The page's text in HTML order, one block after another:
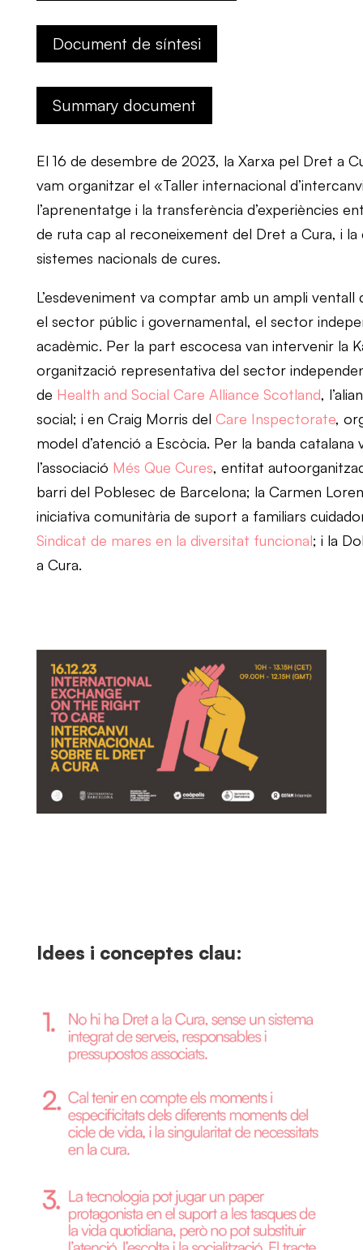
Document de síntesi
Summary document
El 16 de desembre de 2023, la Xarxa pel Dret a
vam organitzar el «Taller internacional
l’aprenentatge i la transferència d’experiències
de ruta cap al reconeixement del Dret a Cura, i
sistemes nacionals de cures.
L’esdeveniment va comptar amb un ampli
el sector públic i governamental, el sector
acadèmic. Per la part escocesa van intervenir la
organització representativa del sector
de Health and Social Care Alliance Scotland,
social; i en Craig Morris del Care Inspectorate,
model d’atenció a Escòcia. Per la banda catalana
l’associació Més Que Cures, entitat
barri del Poblesec de Barcelona; la Carmen
iniciativa comunitària de suport a familiars
Sindicat de mares en la diversitat funcional; i la
a Cura.
Idees i conceptes clau: